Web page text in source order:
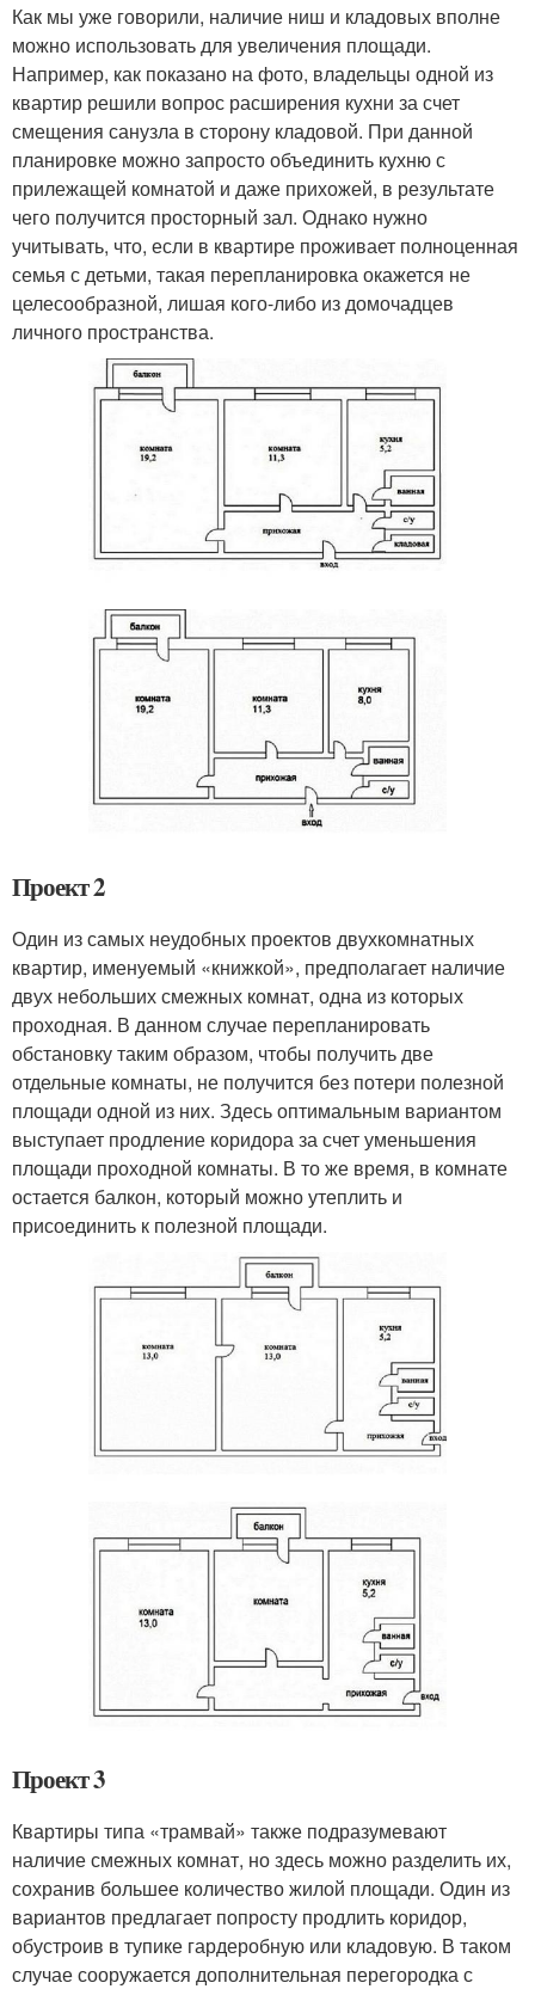
Как мы уже говорили, наличие ниш и кладовых вполне
можно использовать для увеличения площади.
Например, как показано на фото, владельцы одной из
квартир решили вопрос расширения кухни за счет
смещения санузла в сторону кладовой. При данной
планировке можно запросто объединить кухню с
прилежащей комнатой и даже прихожей, в результате
чего получится просторный зал. Однако нужно
учитывать, что, если в квартире проживает полноценная
семья с детьми, такая перепланировка окажется не
целесообразной, лишая кого-либо из домочадцев
личного пространства.
Проект 2
Один из самых неудобных проектов двухкомнатных
квартир, именуемый «книжкой», предполагает наличие
двух небольших смежных комнат, одна из которых
проходная. В данном случае перепланировать
обстановку таким образом, чтобы получить две
отдельные комнаты, не получится без потери полезной
площади одной из них. Здесь оптимальным вариантом
выступает продление коридора за счет уменьшения
площади проходной комнаты. В то же время, в комнате
остается балкон, который можно утеплить и
присоединить к полезной площади.
Проект 3
Квартиры типа «трамвай» также подразумевают
наличие смежных комнат, но здесь можно разделить их,
сохранив большее количество жилой площади. Один из
вариантов предлагает попросту продлить коридор,
обустроив в тупике гардеробную или кладовую. В таком
случае сооружается дополнительная перегородка с